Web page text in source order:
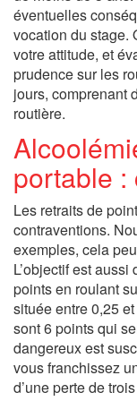
éventuelles
vocation du stage.
votre attitude, et
prudence sur les
jours, comprenant
routière.
portable :
Les retraits de
contraventions.
exemples, cela
L’objectif est
points en roulant
située entre 0,25
sont 6 points qui
dangereux est
vous franchissez
d’une perte de